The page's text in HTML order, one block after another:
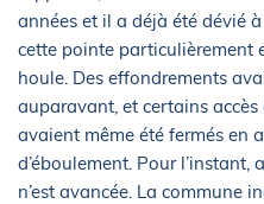
années et il a déjà été dévié
cette pointe particulièrement
houle. Des effondrements
auparavant, et certains
avaient même été fermés en
d’éboulement. Pour
n’est avancée. La commune